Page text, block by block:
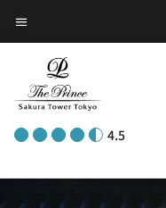
Skip
to
main
content
菜单文本
4.5